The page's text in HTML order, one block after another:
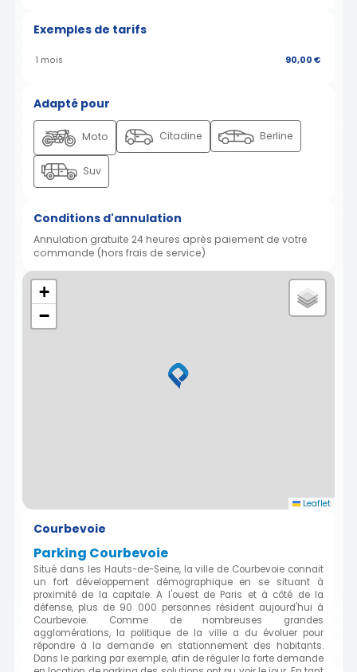
Exemples de tarifs
1 mois 90,00 €
Adapté pour
Moto Citadine Berline
Suv
Conditions d'annulation
Annulation gratuite 24 heures après paiement de votre
commande (hors frais de service)
+
−
Leaflet
Courbevoie
Parking Courbevoie
Situé dans les Hauts-de-Seine, la ville de Courbevoie connait
un fort développement démographique en se situant à
proximité de la capitale. A l'ouest de Paris et à côté de la
défense, plus de 90 000 personnes résident aujourd'hui à
Courbevoie. Comme de nombreuses grandes
agglomérations, la politique de la ville a du évoluer pour
répondre à la demande en stationnement des habitants.
Dans le parking par exemple, afin de réguler la forte demande